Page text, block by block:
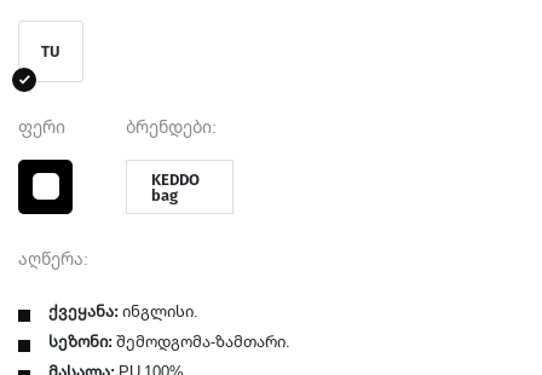
TU
ფერი ბრენდები:
KEDDO
bag
აღწერა:
ქვეყანა: ინგლისი.
სეზონი: შემოდგომა-ზამთარი.